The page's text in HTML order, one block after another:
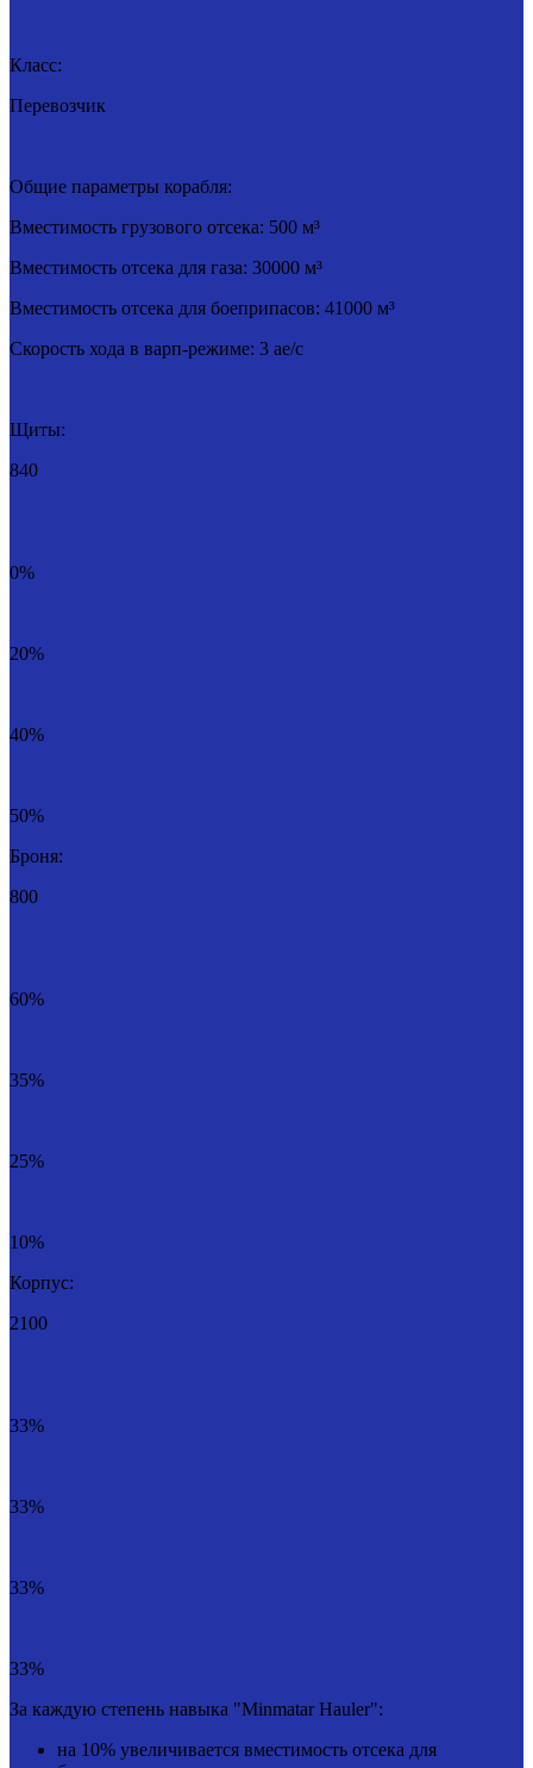
Класс:
Перевозчик
Общие параметры корабля:
Вместимость грузового отсека: 500 м³
Вместимость отсека для газа: 30000 м³
Вместимость отсека для боеприпасов: 41000 м³
Скорость хода в варп-режиме: 3 ае/c
Щиты:
840
0%
20%
40%
50%
Броня:
800
60%
35%
25%
10%
Корпус:
2100
33%
33%
33%
33%
За каждую степень навыка "Minmatar Hauler":
на 10% увеличивается вместимость отсека для